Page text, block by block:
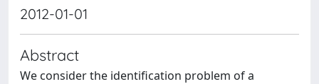
2012-01-01
Abstract
We consider the identification problem of a